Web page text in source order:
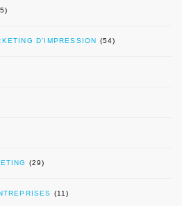
D’IMPRESSION (54)
(29)
(11)